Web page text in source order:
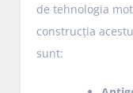
de tehnologia
construcția
sunt: